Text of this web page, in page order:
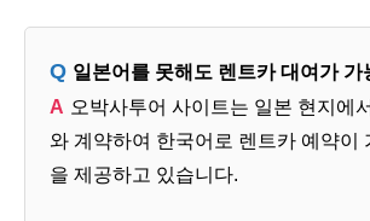
일본어를 못해도 렌트카 대여가 가
오박사투어 사이트는 일본 현지에
와 계약하여 한국어로 렌트카 예약이
을 제공하고 있습니다.